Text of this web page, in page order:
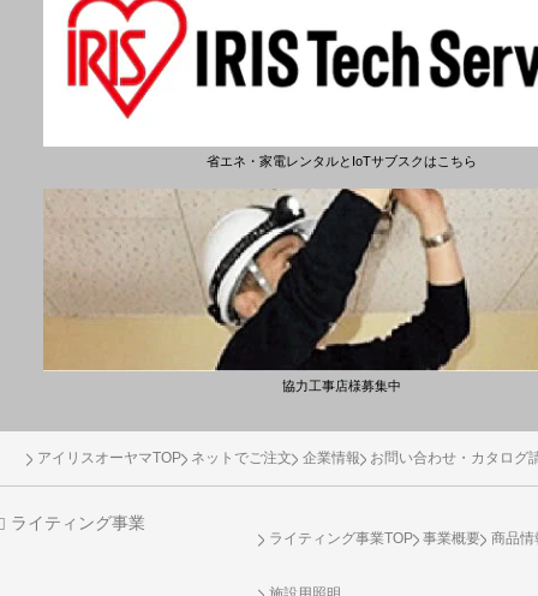
省エネ・家電レンタルとIoTサブスクはこちら
協力工事店様募集中
アイリスオーヤマTOP ネットでご注文 企業情報 お問い合わせ・カタログ
ライティング事業
ライティング事業TOP 事業概要 商品情